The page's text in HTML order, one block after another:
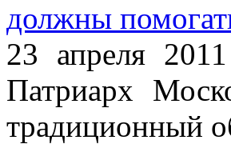
должны
23 апреля
Патриарх
традиционный